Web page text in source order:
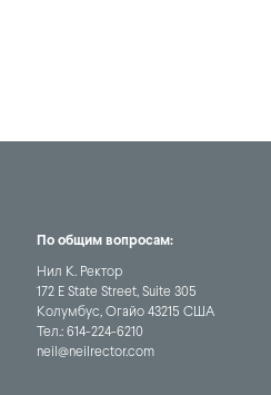
По общим вопросам:
Нил К. Ректор
172 E State Street, Suite 305
Колумбус, Огайо 43215 США
Тел.:614-224-6210
neil@neilrector.com